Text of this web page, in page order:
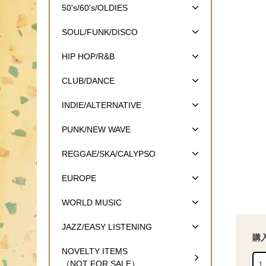
購
50's/60's/OLDIES
SOUL/FUNK/DISCO
HIP HOP/R&B
CLUB/DANCE
INDIE/ALTERNATIVE
PUNK/NEW WAVE
REGGAE/SKA/CALYPSO
EUROPE
WORLD MUSIC
JAZZ/EASY LISTENING
NOVELTY ITEMS
（NOT FOR SALE）